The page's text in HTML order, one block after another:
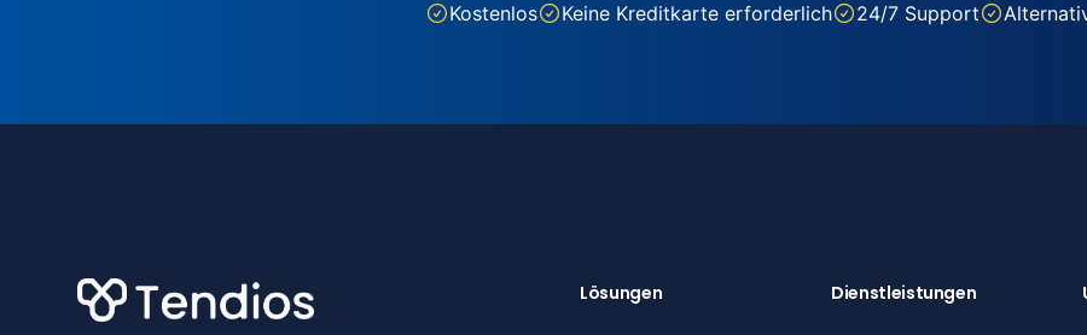
Kostenlos Keine Kreditkarte erforderlich 24/7 Support
Lösungen Dienstleistungen